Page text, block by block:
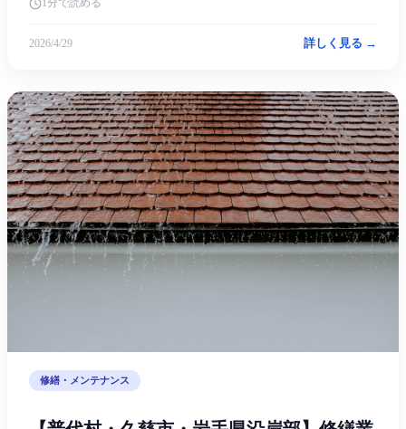
1分で読める
2026/4/29 詳しく見る →
修繕・メンテナンス